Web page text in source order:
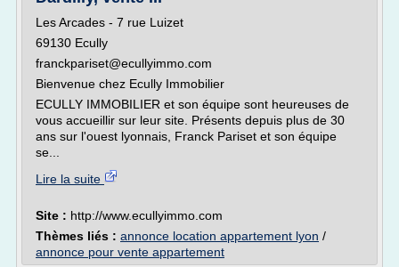
Les Arcades - 7 rue Luizet
69130 Ecully
franckpariset@ecullyimmo.com
Bienvenue chez Ecully Immobilier
ECULLY IMMOBILIER et son équipe sont heureuses de
vous accueillir sur leur site. Présents depuis plus de 30
ans sur l'ouest lyonnais, Franck Pariset et son équipe
se...
Lire la suite
Site : http://www.ecullyimmo.com
Thèmes liés : annonce location appartement lyon /
annonce pour vente appartement